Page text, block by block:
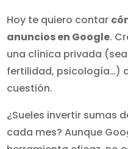
Hoy te quiero contar
anuncios en Google.
una clínica privada
fertilidad, psicología…)
cuestión.
¿Sueles invertir sumas
cada mes? Aunque